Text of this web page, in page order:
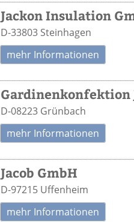
Jackon Insulation
D-33803 Steinhagen
mehr Informationen
Gardinenkonfektion
D-08223 Grünbach
mehr Informationen
Jacob GmbH
D-97215 Uffenheim
mehr Informationen